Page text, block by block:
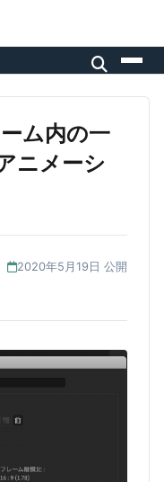
ム内の一
ニメーシ
2020年5月19日 公開